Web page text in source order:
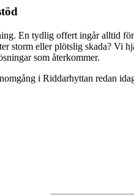
En tydlig offert ingår alltid
storm eller plötslig skada? Vi
som återkommer.
i Riddarhyttan redan